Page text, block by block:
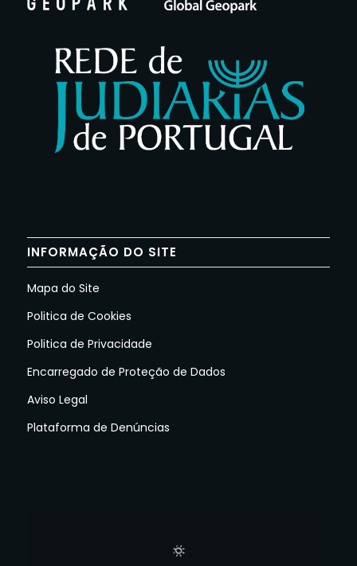
INFORMAÇÃO DO SITE
Mapa do Site
Politica de Cookies
Politica de Privacidade
Encarregado de Proteção de Dados
Aviso Legal
Plataforma de Denúncias